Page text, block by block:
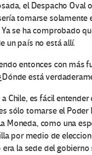
el Despacho Oval
tomarse solamente
se ha comprobado
un país no está allí.
entonces con más
está
Chile, es fácil
sólo tomarse el Poder
Moneda, como una
por medio de
era la sede del gobierno